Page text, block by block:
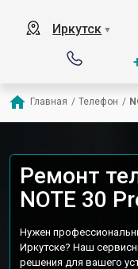
Иркутск ▼
Главная / Телефон /
Ремонт
NOTE 30
Нужен
Иркутске? Наш
решения для вашего